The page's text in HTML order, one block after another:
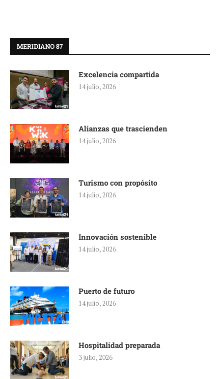
MERIDIANO 87
Excelencia compartida
14 julio, 2026
Alianzas que trascienden
14 julio, 2026
Turismo con propósito
14 julio, 2026
Innovación sostenible
14 julio, 2026
Puerto de futuro
14 julio, 2026
Hospitalidad preparada
3 julio, 2026